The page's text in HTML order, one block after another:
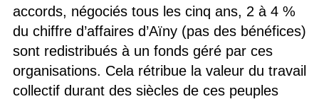
accords, négociés tous les cinq ans, 2 à 4 %
du chiffre d’affaires d’Aïny (pas des bénéfices)
sont redistribués à un fonds géré par ces
organisations. Cela rétribue la valeur du travail
collectif durant des siècles de ces peuples